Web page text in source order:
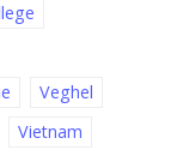
Veghel
Vietnam